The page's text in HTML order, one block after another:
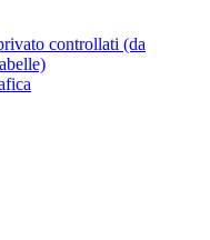
controllati (da